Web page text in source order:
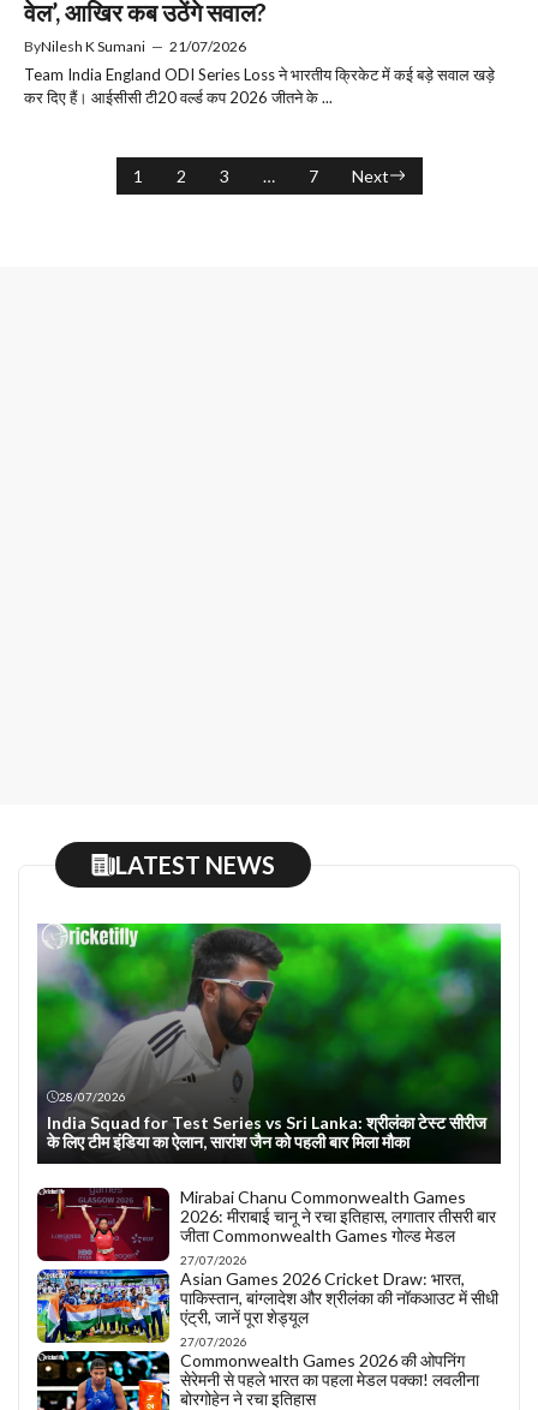
वेल’, आखिर कब उठेंगे सवाल?
ByNilesh K Sumani — 21/07/2026
Team India England ODI Series Loss ने भारतीय क्रिकेट में कई बड़े सवाल खड़े
कर दिए हैं। आईसीसी टी20 वर्ल्ड कप 2026 जीतने के ...
1 2 3 … 7 Next
LATEST NEWS
28/07/2026
India Squad for Test Series vs Sri Lanka: श्रीलंका टेस्ट सीरीज
के लिए टीम इंडिया का ऐलान, सारांश जैन को पहली बार मिला मौका
Mirabai Chanu Commonwealth Games
2026: मीराबाई चानू ने रचा इतिहास, लगातार तीसरी बार
जीता Commonwealth Games गोल्ड मेडल
27/07/2026
Asian Games 2026 Cricket Draw: भारत,
पाकिस्तान, बांग्लादेश और श्रीलंका की नॉकआउट में सीधी
एंट्री, जानें पूरा शेड्यूल
27/07/2026
Commonwealth Games 2026 की ओपनिंग
सेरेमनी से पहले भारत का पहला मेडल पक्का! लवलीना
बोरगोहेन ने रचा इतिहास